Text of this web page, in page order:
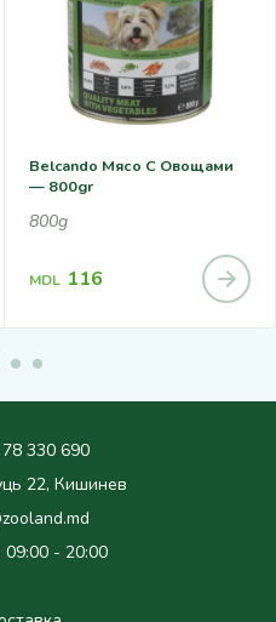
Belcando Мясо С Овощами
— 800gr
800g
MDL 116
330 690
22, Кишинев
- 20:00